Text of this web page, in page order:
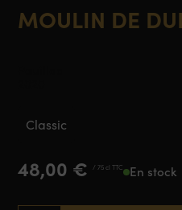
MOULIN DE
48,00 € / 75 cl TTC En stock
Classic